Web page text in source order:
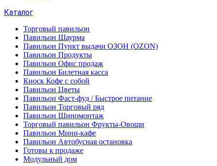
Каталог
Торговый павильон
Павильон Шаурма
Павильон Пункт выдачи ОЗОН (OZON)
Павильон Продукты
Павильон Офис продаж
Павильон Билетная касса
Киоск Кофе с собой
Павильон Цветы
Павильон Фаст-фуд / Быстрое питание
Павильон Торговый ряд
Павильон Шиномонтаж
Торговый павильон Фрукты-Овощи
Павильон Мини-кафе
Павильон Автобусная остановка
Готовы к продаже
Модульный дом